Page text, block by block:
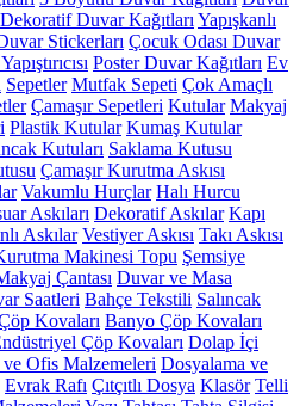
Dekoratif Duvar Kağıtları Yapışkanlı
Stickerları Çocuk Odası Duvar
Poster Duvar Kağıtları Ev
Sepetler Mutfak Sepeti Çok Amaçlı
Çamaşır Sepetleri Kutular Makyaj
Plastik Kutular Kumaş Kutular
Kutuları Saklama Kutusu
Çamaşır Kurutma Askısı
Vakumlu Hurçlar Halı Hurcu
Askıları Dekoratif Askılar Kapı
Askılar Vestiyer Askısı Takı Askısı
Makinesi Topu Şemsiye
Çantası Duvar ve Masa
Saatleri Bahçe Tekstili Salıncak
Kovaları Banyo Çöp Kovaları
Çöp Kovaları Dolap İçi
ve Ofis Malzemeleri Dosyalama ve
Evrak Rafı Çıtçıtlı Dosya Klasör Telli